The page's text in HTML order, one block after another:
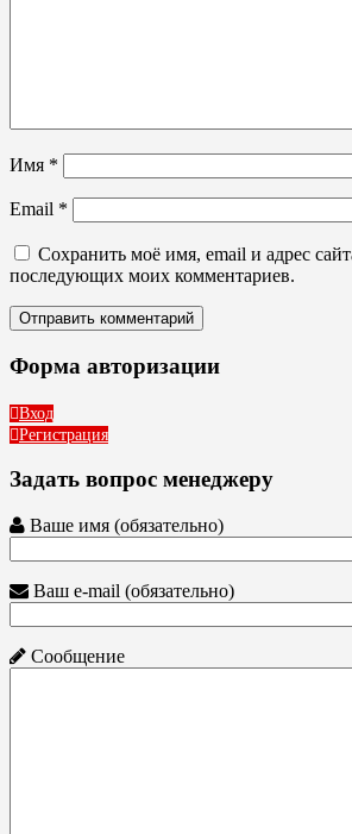
Имя *
Email *
Сохранить моё имя, email и адрес
последующих моих комментариев.
Форма авторизации
Вход
Регистрация
Задать вопрос менеджеру
Ваше имя (обязательно)
Ваш e-mail (обязательно)
Сообщение